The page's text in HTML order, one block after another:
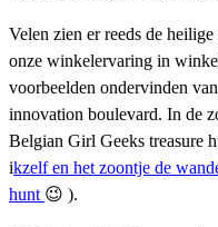
Velen zien er reeds de
onze winkelervaring in
voorbeelden ondervinden
innovation boulevard. In de
Belgian Girl Geeks treasure
ikzelf en het zoontje de
hunt 😉 ).